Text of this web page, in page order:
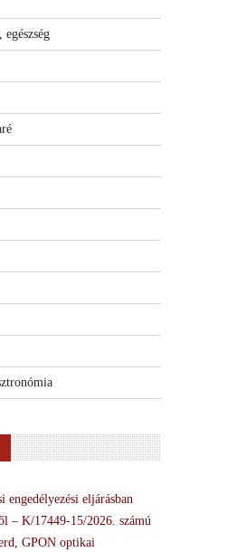
egészség
engedélyezési eljárásban
– K/17449-15/2026. számú
GPON optikai